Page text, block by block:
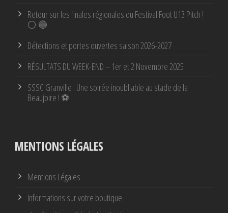
Retour sur les finales régionales du Festival Foot U13 Pitch !
⚪ 🔵
Détections et portes ouvertes saison 2026-2027
RÉSULTATS DU WEEK-END – 1er et 2 Novembre 2025
SSSC Granville : Une soirée inoubliable au stade de la
Beaujoire ! ⚽
MENTIONS LÉGALES
Mentions Légales
Informations sur votre boutique